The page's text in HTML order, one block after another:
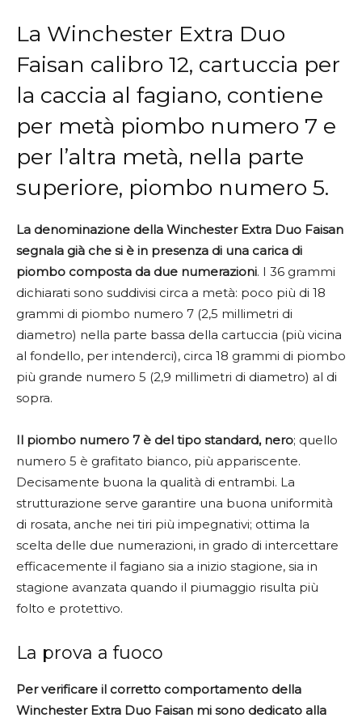
La Winchester Extra Duo
Faisan calibro 12, cartuccia per
la caccia al fagiano, contiene
per metà piombo numero 7 e
per l’altra metà, nella parte
superiore, piombo numero 5.
La denominazione della Winchester Extra Duo Faisan
segnala già che si è in presenza di una carica di
piombo composta da due numerazioni. I 36 grammi
dichiarati sono suddivisi circa a metà: poco più di 18
grammi di piombo numero 7 (2,5 millimetri di
diametro) nella parte bassa della cartuccia (più vicina
al fondello, per intenderci), circa 18 grammi di piombo
più grande numero 5 (2,9 millimetri di diametro) al di
sopra.
Il piombo numero 7 è del tipo standard, nero; quello
numero 5 è grafitato bianco, più appariscente.
Decisamente buona la qualità di entrambi. La
strutturazione serve garantire una buona uniformità
di rosata, anche nei tiri più impegnativi; ottima la
scelta delle due numerazioni, in grado di intercettare
efficacemente il fagiano sia a inizio stagione, sia in
stagione avanzata quando il piumaggio risulta più
folto e protettivo.
La prova a fuoco
Per verificare il corretto comportamento della
Winchester Extra Duo Faisan mi sono dedicato alla